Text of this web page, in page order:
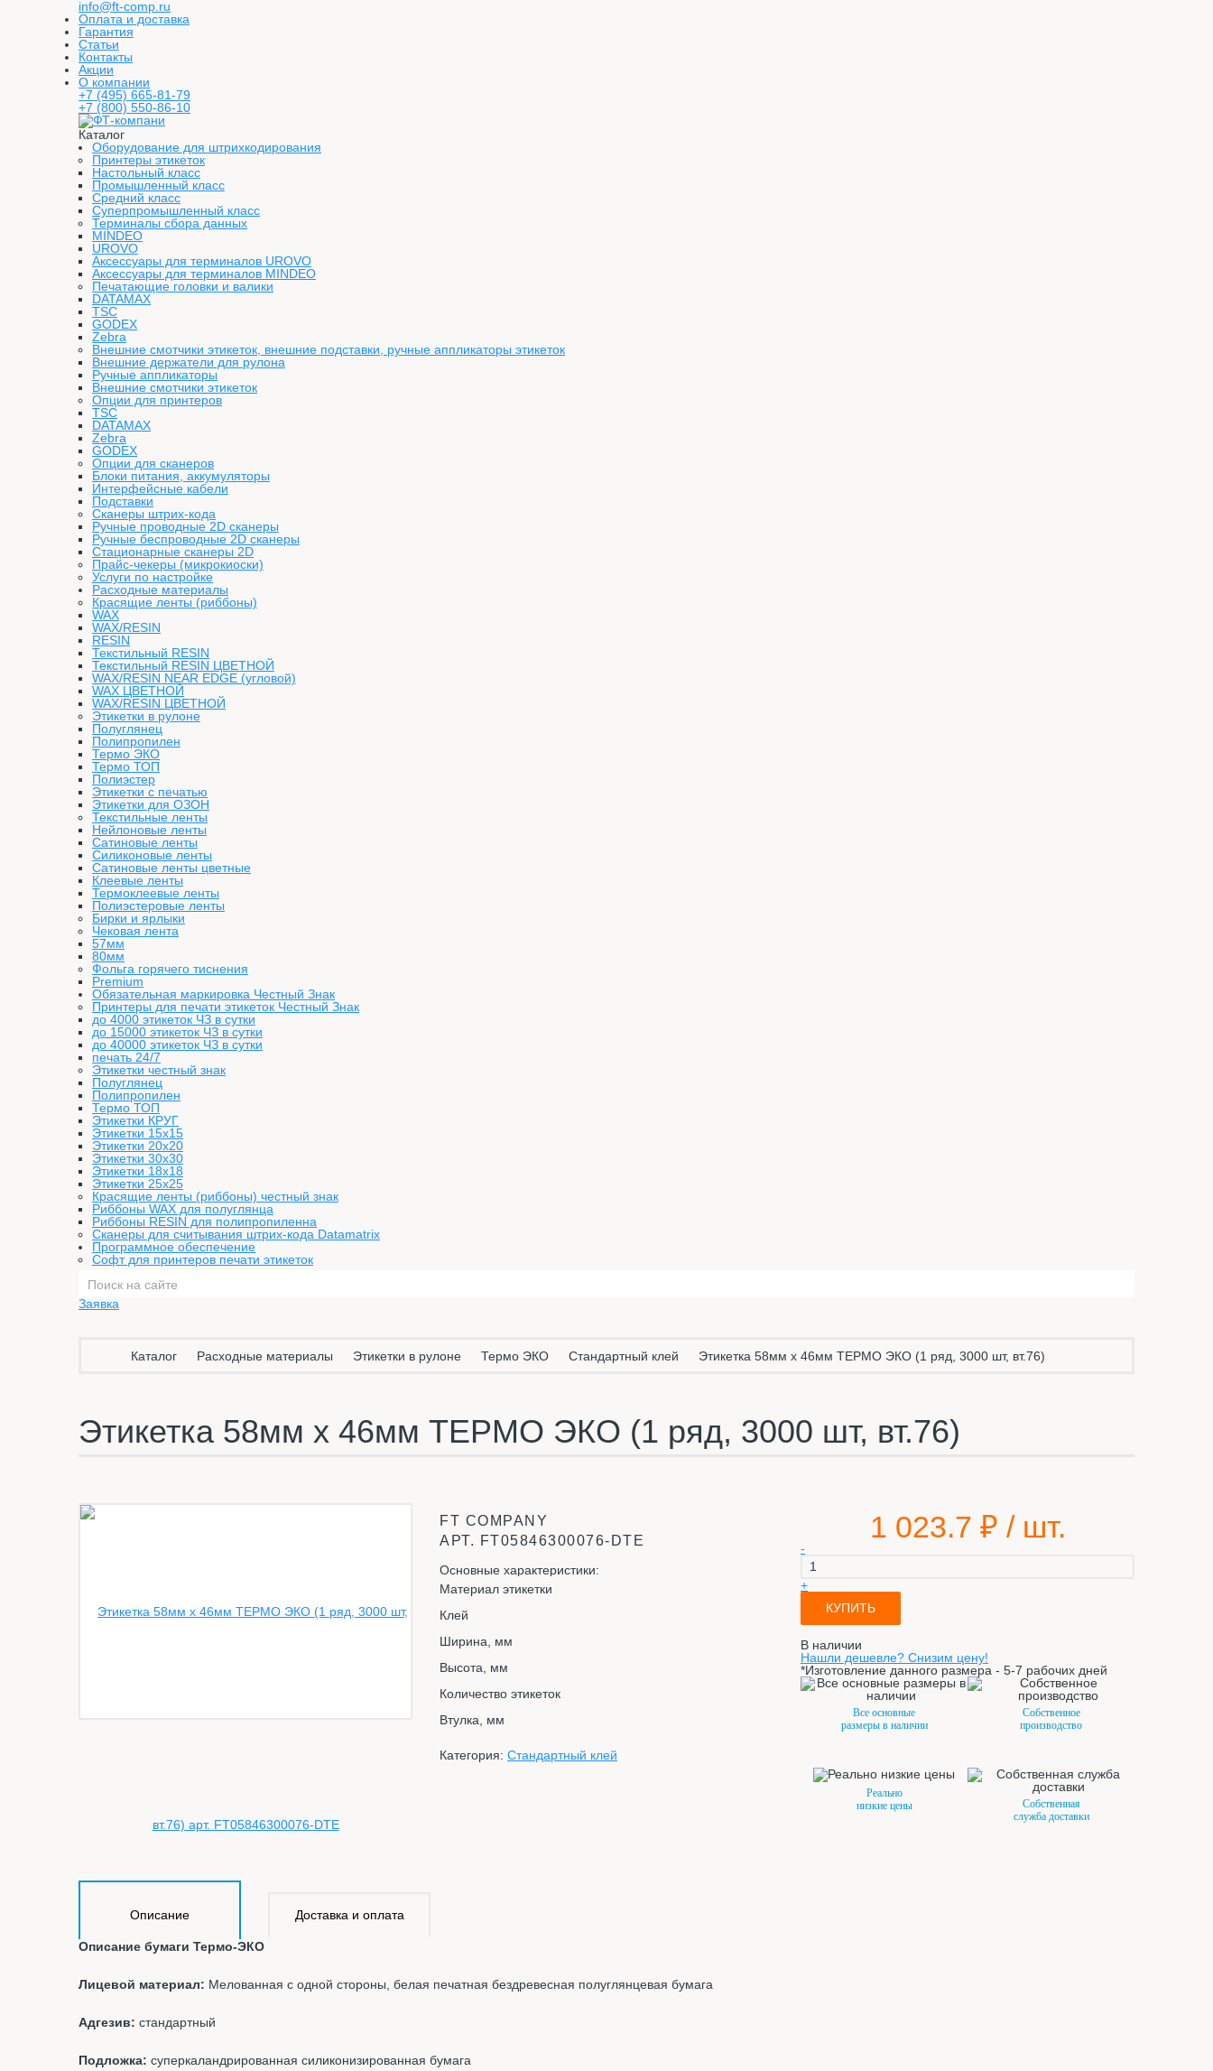
info@ft-comp.ru
Оплата и доставка
Гарантия
Статьи
Контакты
Акции
О компании
+7 (495) 665-81-79
+7 (800) 550-86-10
Каталог
Оборудование для штрихкодирования
Принтеры этикеток
Настольный класс
Промышленный класс
Средний класс
Суперпромышленный класс
Терминалы сбора данных
MINDEO
UROVO
Аксессуары для терминалов UROVO
Аксессуары для терминалов MINDEO
Печатающие головки и валики
DATAMAX
TSC
GODEX
Zebra
Внешние смотчики этикеток, внешние подставки, ручные аппликаторы этикеток
Внешние держатели для рулона
Ручные аппликаторы
Внешние смотчики этикеток
Опции для принтеров
TSC
DATAMAX
Zebra
GODEX
Опции для сканеров
Блоки питания, аккумуляторы
Интерфейсные кабели
Подставки
Сканеры штрих-кода
Ручные проводные 2D сканеры
Ручные беспроводные 2D сканеры
Стационарные сканеры 2D
Прайс-чекеры (микрокиоски)
Услуги по настройке
Расходные материалы
Красящие ленты (риббоны)
WAX
WAX/RESIN
RESIN
Текстильный RESIN
Текстильный RESIN ЦВЕТНОЙ
WAX/RESIN NEAR EDGE (угловой)
WAX ЦВЕТНОЙ
WAX/RESIN ЦВЕТНОЙ
Этикетки в рулоне
Полуглянец
Полипропилен
Термо ЭКО
Термо ТОП
Полиэстер
Этикетки с печатью
Этикетки для ОЗОН
Текстильные ленты
Нейлоновые ленты
Сатиновые ленты
Силиконовые ленты
Сатиновые ленты цветные
Клеевые ленты
Термоклеевые ленты
Полиэстеровые ленты
Бирки и ярлыки
Чековая лента
57мм
80мм
Фольга горячего тиснения
Premium
Обязательная маркировка Честный Знак
Принтеры для печати этикеток Честный Знак
до 4000 этикеток ЧЗ в сутки
до 15000 этикеток ЧЗ в сутки
до 40000 этикеток ЧЗ в сутки
печать 24/7
Этикетки честный знак
Полуглянец
Полипропилен
Термо ТОП
Этикетки КРУГ
Этикетки 15х15
Этикетки 20х20
Этикетки 30х30
Этикетки 18х18
Этикетки 25х25
Красящие ленты (риббоны) честный знак
Риббоны WAX для полуглянца
Риббоны RESIN для полипропиленна
Сканеры для считывания штрих-кода Datamatrix
Программное обеспечение
Софт для принтеров печати этикеток
Заявка
Каталог Расходные материалы Этикетки в рулоне Термо ЭКО Стандартный клей Этикетка 58мм х 46мм ТЕРМО ЭКО (1 ряд, 3000 шт, вт.76)
Этикетка 58мм х 46мм ТЕРМО ЭКО (1 ряд, 3000 шт, вт.76)
FT COMPANY
АРТ. FT05846300076-DTE
Основные характеристики:
Материал этикетки
Клей
Ширина, мм
Высота, мм
Количество этикеток
Втулка, мм
Категория: Стандартный клей
1 023.7 ₽ / шт.
-
+
КУПИТЬ
В наличии
Нашли дешевле? Снизим цену!
*Изготовление данного размера - 5-7 рабочих дней
Все основные
размеры в наличии
Собственное
производство
Реально
низкие цены
Собственная
служба доставки
Описание Доставка и оплата
Описание бумаги Термо-ЭКО
Лицевой материал: Мелованная с одной стороны, белая печатная бездревесная полуглянцевая бумага
Адгезив: стандартный
Подложка: суперкаландрированная силиконизированная бумага